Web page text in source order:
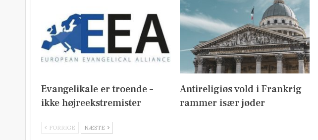
Evangelikale er troende –
ikke højreekstremister
Antireligiøs vold i Frankrig
rammer især jøder
FORRIGE NÆSTE